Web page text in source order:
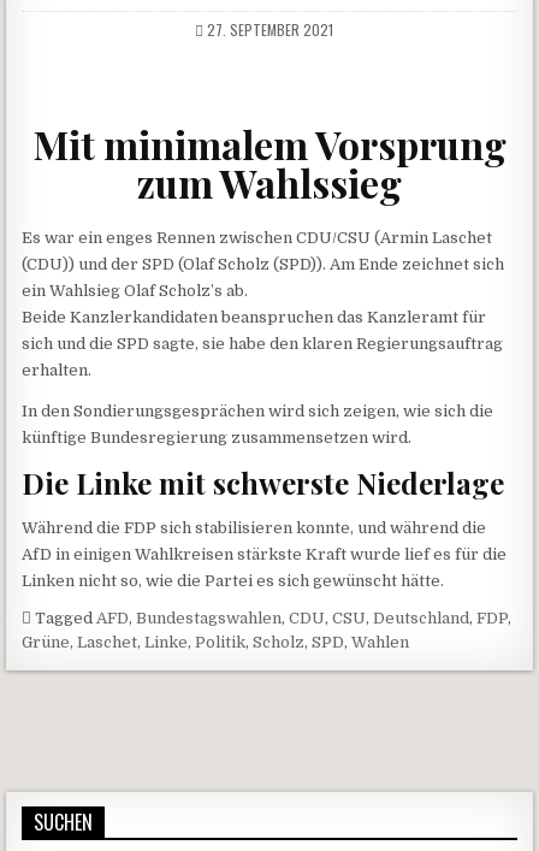
27. SEPTEMBER 2021
Mit minimalem Vorsprung
zum Wahlssieg
Es war ein enges Rennen zwischen CDU/CSU (Armin Laschet
(CDU)) und der SPD (Olaf Scholz (SPD)). Am Ende zeichnet sich
ein Wahlsieg Olaf Scholz’s ab.
Beide Kanzlerkandidaten beanspruchen das Kanzleramt für
sich und die SPD sagte, sie habe den klaren Regierungsauftrag
erhalten.
In den Sondierungsgesprächen wird sich zeigen, wie sich die
künftige Bundesregierung zusammensetzen wird.
Die Linke mit schwerste Niederlage
Während die FDP sich stabilisieren konnte, und während die
AfD in einigen Wahlkreisen stärkste Kraft wurde lief es für die
Linken nicht so, wie die Partei es sich gewünscht hätte.
Tagged AFD, Bundestagswahlen, CDU, CSU, Deutschland , FDP,
Grüne, Laschet, Linke, Politik, Scholz, SPD, Wahlen
SUCHEN